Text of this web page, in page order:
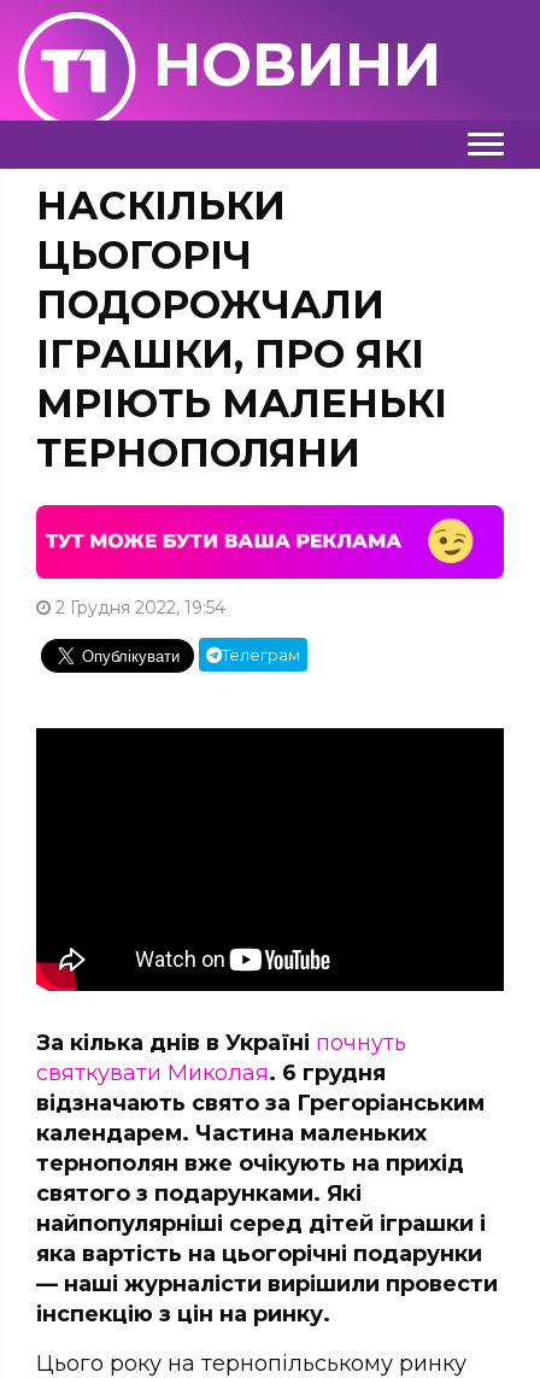
НОВИНИ
НАСКІЛЬКИ
ЦЬОГОРІЧ
ПОДОРОЖЧАЛИ
ІГРАШКИ, ПРО ЯКІ
МРІЮТЬ МАЛЕНЬКІ
ТЕРНОПОЛЯНИ
2 Грудня 2022, 19:54
Телеграм
За кілька днів в Україні почнуть
святкувати Миколая. 6 грудня
відзначають свято за Грегоріанським
календарем. Частина маленьких
тернополян вже очікують на прихід
святого з подарунками. Які
найпопулярніші серед дітей іграшки і
яка вартість на цьогорічні подарунки
— наші журналісти вирішили провести
інспекцію з цін на ринку.
Цього року на тернопільському ринку